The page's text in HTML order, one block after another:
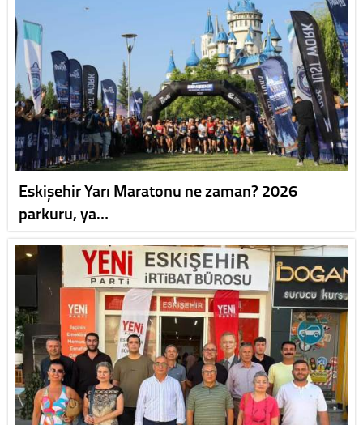
Eskişehir Yarı Maratonu ne zaman? 2026
parkuru, ya…